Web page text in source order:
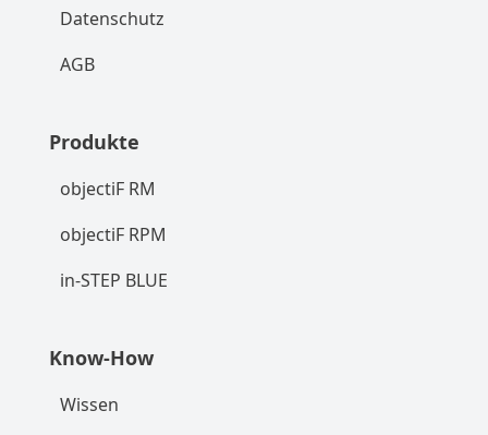
Datenschutz
AGB
Produkte
objectiF RM
objectiF RPM
in-STEP BLUE
Know-How
Wissen